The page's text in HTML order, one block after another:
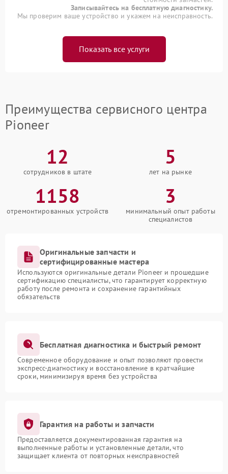
Записывайтесь на бесплатную диагностику.
Мы проверим ваше устройство и укажем на неисправность.
Показать все услуги
Преимущества сервисного центра
Pioneer
12
сотрудников в штате
5
лет на рынке
1158
отремонтированных устройств
3
минимальный опыт работы
специалистов
Оригинальные запчасти и
сертифицированные мастера
Используются оригинальные детали Pioneer и прошедшие
сертификацию специалисты, что гарантирует корректную
работу после ремонта и сохранение гарантийных
обязательств
Бесплатная диагностика и быстрый ремонт
Современное оборудование и опыт позволяют провести
экспресс-диагностику и восстановление в кратчайшие
сроки, минимизируя время без устройства
Гарантия на работы и запчасти
Предоставляется документированная гарантия на
выполненные работы и установленные детали, что
защищает клиента от повторных неисправностей